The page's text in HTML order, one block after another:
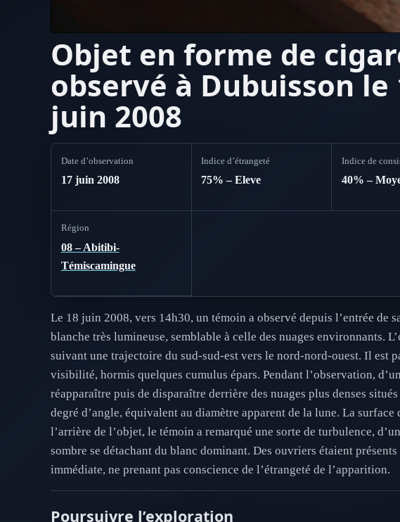
Objet en forme de
observé à Dubuisson le
juin 2008
Date d’observation
17 juin 2008
Indice d’étrangeté
75% – Eleve
Indice de
40% –
Région
08 – Abitibi-
Témiscamingue
Le 18 juin 2008, vers 14h30, un témoin a observé depuis l’entrée
blanche très lumineuse, semblable à celle des nuages environnants.
suivant une trajectoire du sud-sud-est vers le nord-nord-ouest. Il est
visibilité, hormis quelques cumulus épars. Pendant l’observation,
réapparaître puis de disparaître derrière des nuages plus denses
degré d’angle, équivalent au diamètre apparent de la lune. La
l’arrière de l’objet, le témoin a remarqué une sorte de turbulence,
sombre se détachant du blanc dominant. Des ouvriers étaient
immédiate, ne prenant pas conscience de l’étrangeté de l’apparition.
Poursuivre l’exploration